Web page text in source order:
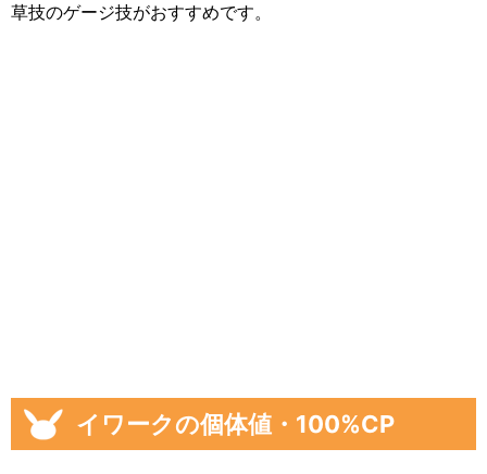
草技のゲージ技がおすすめです。
イワークの個体値・100%CP